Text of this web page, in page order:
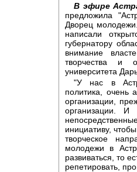
В эфире
предложила
Дворец
написали
губернатору
внимание
творчества и
университета
"У нас в
политика, очень
организации,
организации. И
инициативу,
творческое
молодежи в
развиваться, то
репетировать,